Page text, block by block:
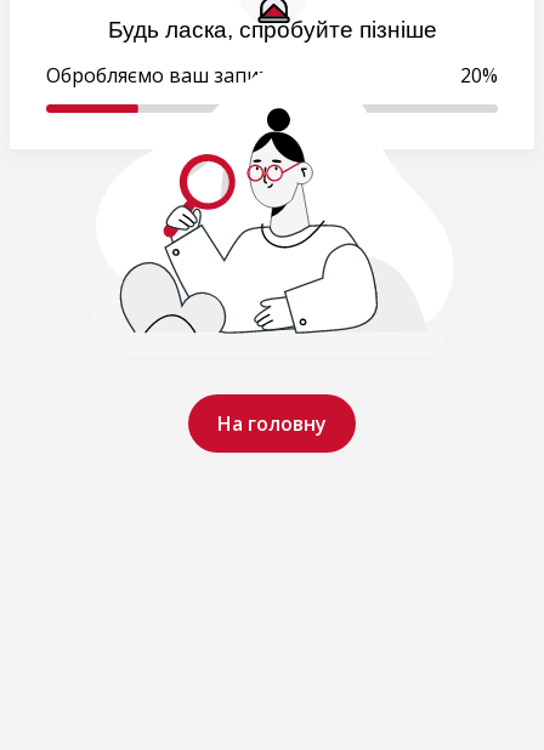
Будь ласка, спробуйте пізніше
На головну
Обробляємо ваш запит... 21%